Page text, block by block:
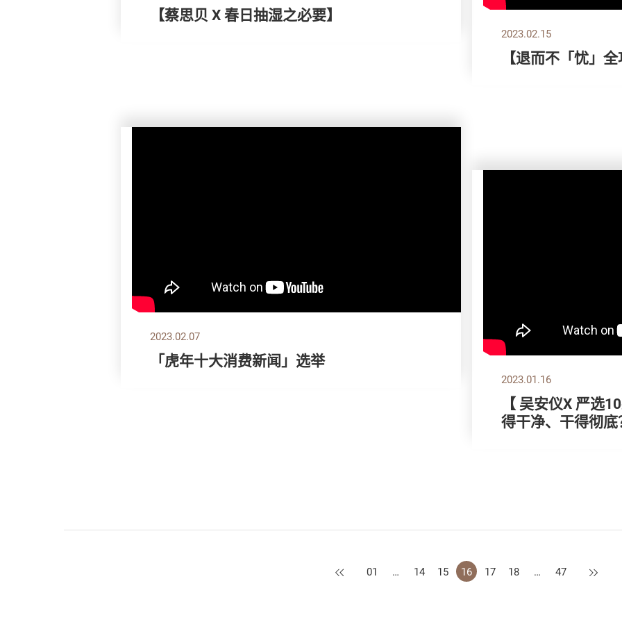
【蔡思贝 X 春日抽湿之必要】
2023.02.15
【退而不「忧」
2023.02.07
「虎年十大消费新闻」选举
2023.01.16
【 吴安仪X 严选
得干净、干得彻底
上一页
01 … 14 15 16 17 18 … 47 下一页